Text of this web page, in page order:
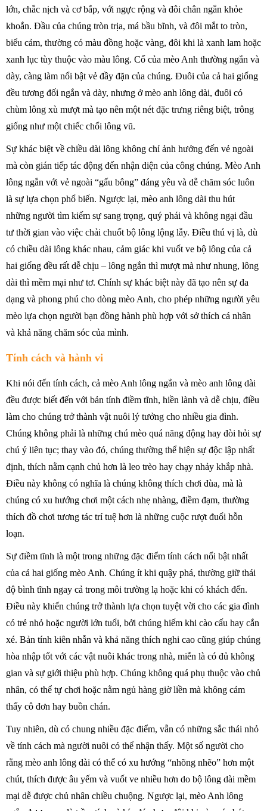
lớn, chắc nịch và cơ bắp, với ngực rộng và đôi chân ngắn khỏe
khoắn. Đầu của chúng tròn trịa, má bầu bĩnh, và đôi mắt to tròn,
biểu cảm, thường có màu đồng hoặc vàng, đôi khi là xanh lam hoặc
xanh lục tùy thuộc vào màu lông. Cổ của mèo Anh thường ngắn và
dày, càng làm nổi bật vẻ đầy đặn của chúng. Đuôi của cả hai giống
đều tương đối ngắn và dày, nhưng ở mèo anh lông dài, đuôi có
chùm lông xù mượt mà tạo nên một nét đặc trưng riêng biệt, trông
giống như một chiếc chổi lông vũ.
Sự khác biệt về chiều dài lông không chỉ ảnh hưởng đến vẻ ngoài
mà còn gián tiếp tác động đến nhận diện của công chúng. Mèo Anh
lông ngắn với vẻ ngoài “gấu bông” đáng yêu và dễ chăm sóc luôn
là sự lựa chọn phổ biến. Ngược lại, mèo anh lông dài thu hút
những người tìm kiếm sự sang trọng, quý phái và không ngại đầu
tư thời gian vào việc chải chuốt bộ lông lộng lẫy. Điều thú vị là, dù
có chiều dài lông khác nhau, cảm giác khi vuốt ve bộ lông của cả
hai giống đều rất dễ chịu – lông ngắn thì mượt mà như nhung, lông
dài thì mềm mại như tơ. Chính sự khác biệt này đã tạo nên sự đa
dạng và phong phú cho dòng mèo Anh, cho phép những người yêu
mèo lựa chọn người bạn đồng hành phù hợp với sở thích cá nhân
và khả năng chăm sóc của mình.
Tính cách và hành vi
Khi nói đến tính cách, cả mèo Anh lông ngắn và mèo anh lông dài
đều được biết đến với bản tính điềm tĩnh, hiền lành và dễ chịu, điều
làm cho chúng trở thành vật nuôi lý tưởng cho nhiều gia đình.
Chúng không phải là những chú mèo quá năng động hay đòi hỏi sự
chú ý liên tục; thay vào đó, chúng thường thể hiện sự độc lập nhất
định, thích nằm cạnh chủ hơn là leo trèo hay chạy nhảy khắp nhà.
Điều này không có nghĩa là chúng không thích chơi đùa, mà là
chúng có xu hướng chơi một cách nhẹ nhàng, điềm đạm, thường
thích đồ chơi tương tác trí tuệ hơn là những cuộc rượt đuổi hỗn
loạn.
Sự điềm tĩnh là một trong những đặc điểm tính cách nổi bật nhất
của cả hai giống mèo Anh. Chúng ít khi quậy phá, thường giữ thái
độ bình tĩnh ngay cả trong môi trường lạ hoặc khi có khách đến.
Điều này khiến chúng trở thành lựa chọn tuyệt vời cho các gia đình
có trẻ nhỏ hoặc người lớn tuổi, bởi chúng hiếm khi cào cấu hay cắn
xé. Bản tính kiên nhẫn và khả năng thích nghi cao cũng giúp chúng
hòa nhập tốt với các vật nuôi khác trong nhà, miễn là có đủ không
gian và sự giới thiệu phù hợp. Chúng không quá phụ thuộc vào chủ
nhân, có thể tự chơi hoặc nằm ngủ hàng giờ liền mà không cảm
thấy cô đơn hay buồn chán.
Tuy nhiên, dù có chung nhiều đặc điểm, vẫn có những sắc thái nhỏ
về tính cách mà người nuôi có thể nhận thấy. Một số người cho
rằng mèo anh lông dài có thể có xu hướng “nhõng nhẽo” hơn một
chút, thích được âu yếm và vuốt ve nhiều hơn do bộ lông dài mềm
mại dễ được chủ nhân chiều chuộng. Ngược lại, mèo Anh lông